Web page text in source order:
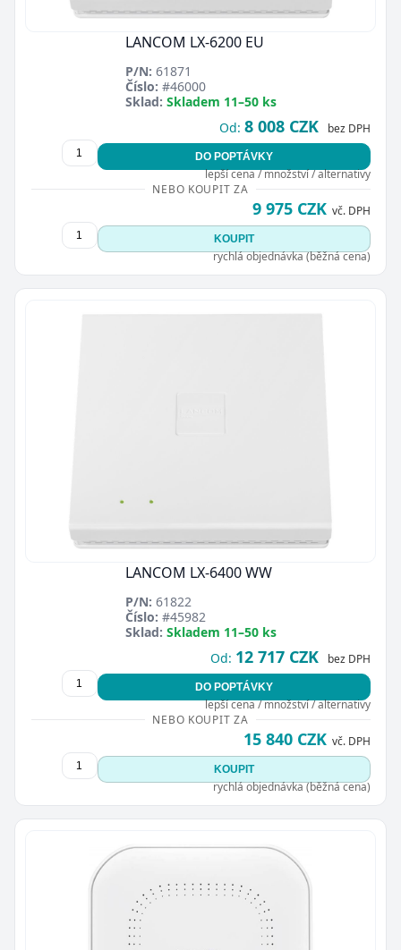
LANCOM LX-6200 EU
P/N: 61871
Číslo: #46000
Sklad: Skladem 11–50 ks
Od: 8 008 CZK bez DPH
DO POPTÁVKY
lepší cena / množství / alternativy
NEBO KOUPIT ZA
9 975 CZK vč. DPH
KOUPIT
rychlá objednávka (běžná cena)
LANCOM LX-6400 WW
P/N: 61822
Číslo: #45982
Sklad: Skladem 11–50 ks
Od: 12 717 CZK bez DPH
DO POPTÁVKY
lepší cena / množství / alternativy
NEBO KOUPIT ZA
15 840 CZK vč. DPH
KOUPIT
rychlá objednávka (běžná cena)